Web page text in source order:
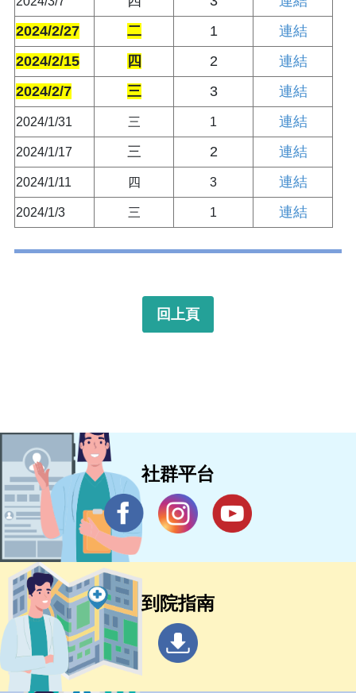
2024/2/27
二 1
連結
2024/2/15
四 2
連結
2024/2/7
三 3 連結
2024/1/31 三 1 連結
2024/1/17 三 2 連結
2024/1/11 四 3 連結
2024/1/3 三 1 連結
回上頁
社群平台
到院指南